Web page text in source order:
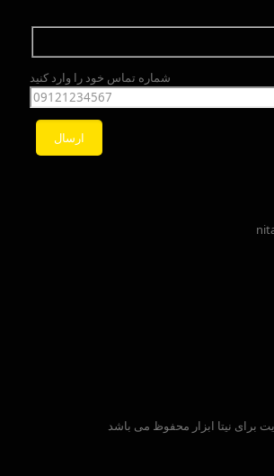
شماره تماس خود را وارد کنید
برای نیتا ابزار محفوظ می باشد